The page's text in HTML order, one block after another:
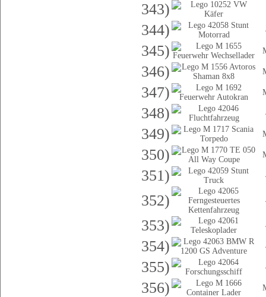
343)
344)
345)
346)
347)
348)
349)
350)
351)
352)
353)
354)
355)
356)